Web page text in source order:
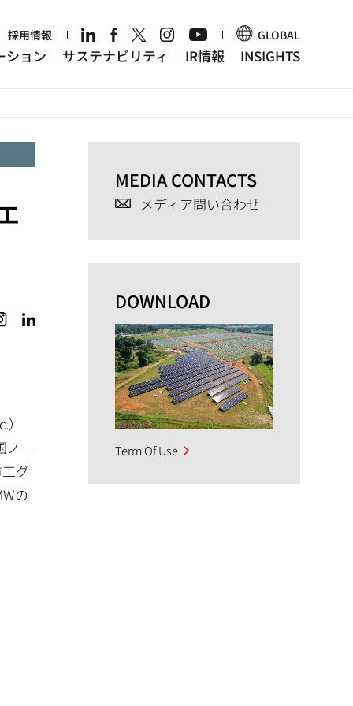
採用情報 GLOBAL
ション サステナビリティ IR情報 INSIGHTS
ノー
グ
の
MEDIA CONTACTS
メディア問い合わせ
DOWNLOAD
Term Of Use